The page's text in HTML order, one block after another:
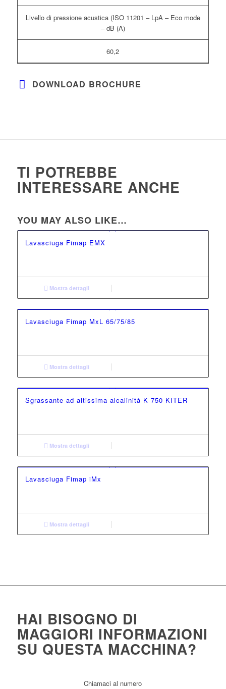
Livello di pressione acustica (ISO 11201 – LpA – Eco mode
– dB (A)
60,2
DOWNLOAD BROCHURE
TI POTREBBE
INTERESSARE ANCHE
YOU MAY ALSO LIKE…
Lavasciuga Fimap EMX
Mostra dettagli
Lavasciuga Fimap MxL 65/75/85
Mostra dettagli
Sgrassante ad altissima alcalinità K 750 KITER
Mostra dettagli
Lavasciuga Fimap iMx
Mostra dettagli
HAI BISOGNO DI
MAGGIORI INFORMAZIONI
SU QUESTA MACCHINA?
Chiamaci al numero